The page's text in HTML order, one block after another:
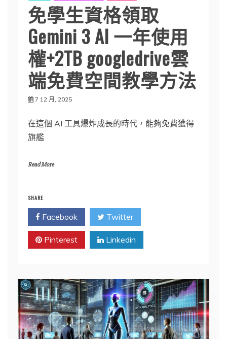
免學生資格領取
Gemini 3 AI 一年使用
權+2TB googledrive雲
端免費空間教學方法
7 12 月, 2025
在這個 AI 工具爆炸成長的時代，能夠免費獲得
旗艦
Read More
SHARE
Facebook Twitter
Pinterest Linkedin